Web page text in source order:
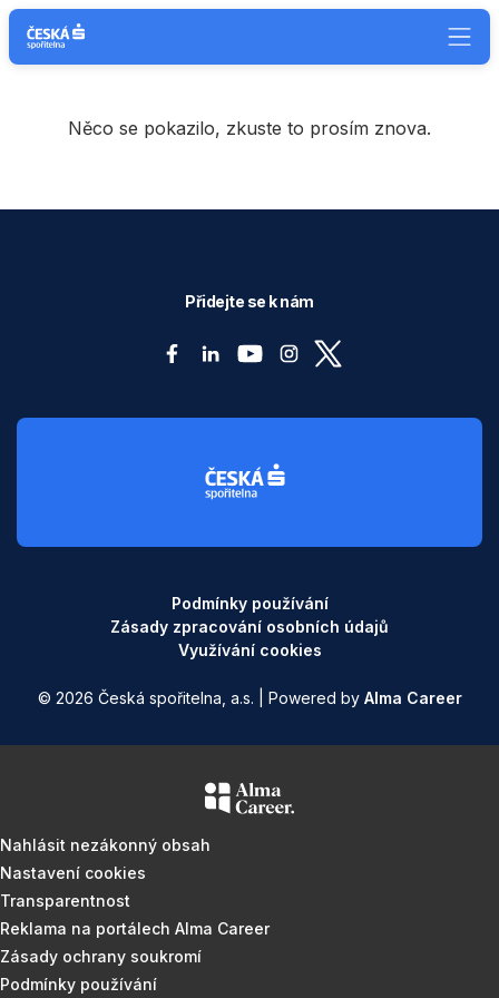
Něco se pokazilo, zkuste to prosím znova.
Přidejte se k nám
Podmínky používání
Zásady zpracování osobních údajů
Využívání cookies
© 2026 Česká spořitelna, a.s. | Powered by Alma Career
Nahlásit nezákonný obsah
Nastavení cookies
Transparentnost
Reklama na portálech Alma Career
Zásady ochrany soukromí
Podmínky používání